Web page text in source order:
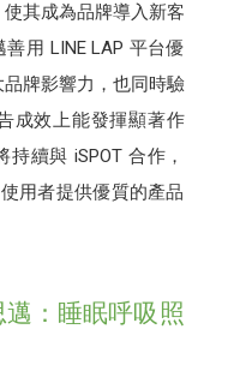
其成為品牌導入新客
用 LINE LAP 平台優
牌影響力，也同時驗
成效上能發揮顯著作
續與 iSPOT 合作，
用者提供優質的產品
邁：睡眠呼吸照